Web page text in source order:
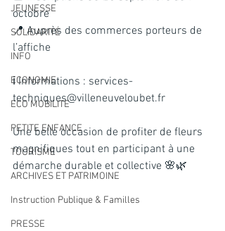
JEUNESSE
SOLIDARITÉ
INFO
ECONOMIE
ECO MOBILITE
PETITE ENFANCE
TOURISME
ARCHIVES ET PATRIMOINE
Instruction Publique & Familles
PRESSE
octobre
📍 Auprès des commerces porteurs de
l’affiche
ℹ️ Informations : services-
techniques@villeneuveloubet.fr
Une belle occasion de profiter de fleurs
magnifiques tout en participant à une
démarche durable et collective 🌸🌿